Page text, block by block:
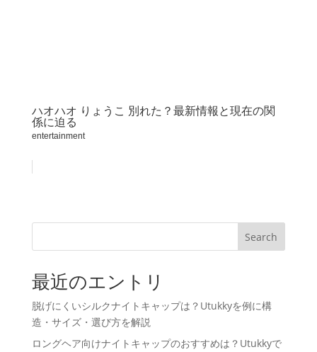
ハオハオ りょうこ 別れた？最新情報と現在の関
係に迫る
entertainment
Search
最近のエントリ
脱げにくいシルクナイトキャップは？Utukkyを例に構
造・サイズ・選び方を解説
ロングヘア向けナイトキャップのおすすめは？Utukkyで